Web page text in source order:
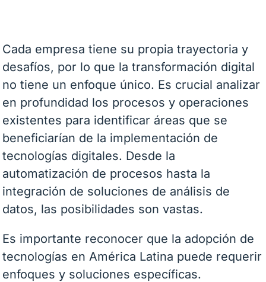
Cada empresa tiene su propia trayectoria y
desafíos, por lo que la transformación digital
no tiene un enfoque único. Es crucial analizar
en profundidad los procesos y operaciones
existentes para identificar áreas que se
beneficiarían de la implementación de
tecnologías digitales. Desde la
automatización de procesos hasta la
integración de soluciones de análisis de
datos, las posibilidades son vastas.
Es importante reconocer que la adopción de
tecnologías en América Latina puede requerir
enfoques y soluciones específicas.